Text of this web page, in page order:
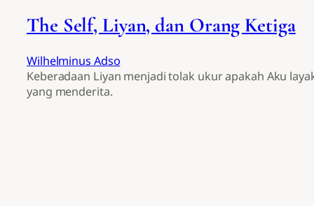
The Self, Liyan, dan Orang Ketiga
Wilhelminus Adso
Keberadaan Liyan menjadi tolak ukur apakah Aku
yang menderita.